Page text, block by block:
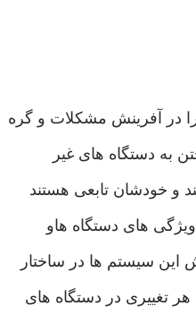
در آفرينش مشكلات و گره
به دستگاه های‌ غير
و خودشان تابعی هستند
‌های‌ دستگاه هاو
اين سيستم ها در ساختار
‌هر تغييری‌ در دستگاه های‌